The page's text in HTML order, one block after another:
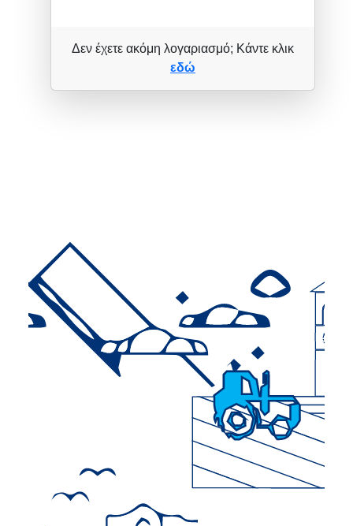
Δεν έχετε ακόμη λογαριασμό; Κάντε κλικ
εδώ